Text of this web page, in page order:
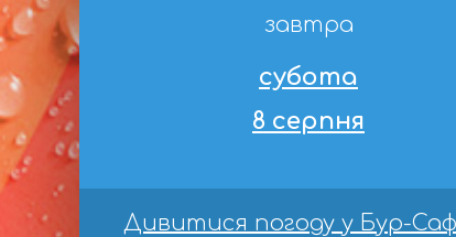
завтра
субота
8 серпня
Дивитися погоду у Бур-